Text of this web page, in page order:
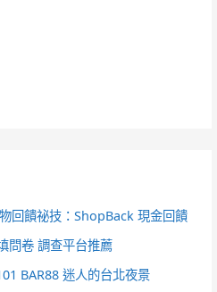
回饋祕技：ShopBack 現金回饋
問卷 調查平台推薦
BAR88 迷人的台北夜景